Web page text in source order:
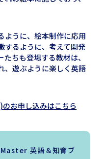
ように、絵本制作に応用
るように、 考えて開発
ちも登場する教材は、
、遊ぶように楽しく英語
お申し込みはこちら
英語＆知育ブ